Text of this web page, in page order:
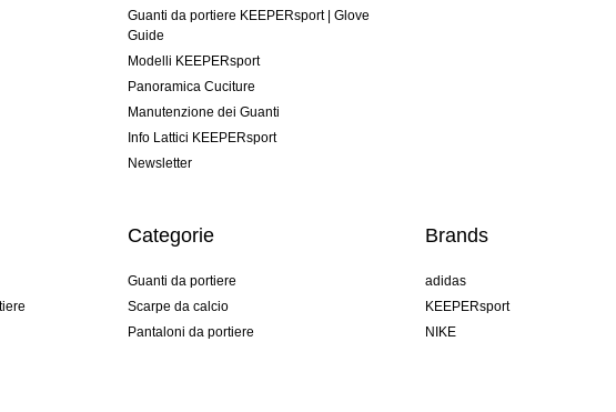
Guanti da portiere KEEPERsport | Glove
Guide
Modelli KEEPERsport
Panoramica Cuciture
Manutenzione dei Guanti
Info Lattici KEEPERsport
Newsletter
Categorie
Guanti da portiere
Scarpe da calcio
Pantaloni da portiere
Brands
adidas
KEEPERsport
NIKE